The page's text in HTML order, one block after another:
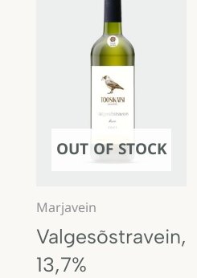
OUT OF STOCK
Marjavein
Valgesõstravein,
13,7%